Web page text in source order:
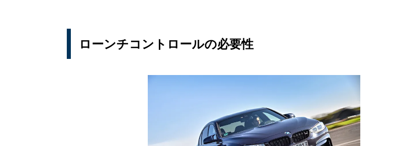
ローンチコントロールの必要性